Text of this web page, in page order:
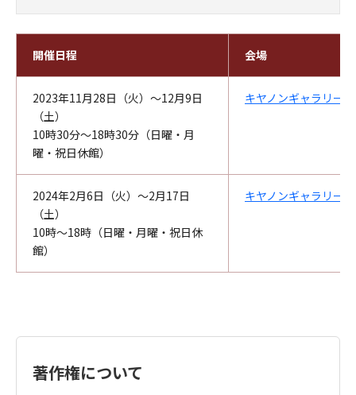
開催日程 会場
2023年11月28日（火）～12月9日
（土）
10時30分～18時30分（日曜・月
曜・祝日休館）
キヤノンギャラリー
2024年2月6日（火）～2月17日
（土）
10時～18時（日曜・月曜・祝日休
館）
キヤノンギャラリー
著作権について